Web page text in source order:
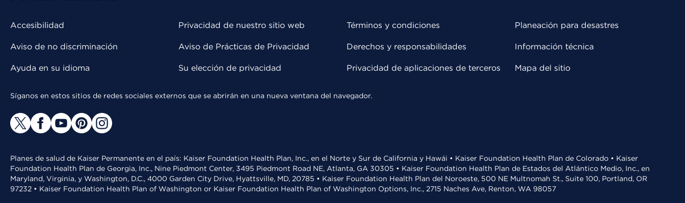
Accesibilidad
Aviso de no discriminación
Ayuda en su idioma
Privacidad de nuestro sitio web
Aviso de Prácticas de Privacidad
Su elección de privacidad
Términos y condiciones
Derechos y responsabilidades
Privacidad de aplicaciones de terceros
Planeación para desastres
Información técnica
Mapa del sitio
Síganos en estos sitios de redes sociales externos que se abrirán en una nueva ventana del navegador.
Planes de salud de Kaiser Permanente en el país: Kaiser Foundation Health Plan, Inc., en el Norte y Sur de California y Hawái • Kaiser Foundation Health Plan de Colorado • Kaiser
Foundation Health Plan de Georgia, Inc., Nine Piedmont Center, 3495 Piedmont Road NE, Atlanta, GA 30305 • Kaiser Foundation Health Plan de Estados del Atlántico Medio, Inc., en
Maryland, Virginia, y Washington, D.C., 4000 Garden City Drive, Hyattsville, MD, 20785 • Kaiser Foundation Health Plan del Noroeste, 500 NE Multnomah St., Suite 100, Portland, OR
97232 • Kaiser Foundation Health Plan of Washington or Kaiser Foundation Health Plan of Washington Options, Inc., 2715 Naches Ave, Renton, WA 98057